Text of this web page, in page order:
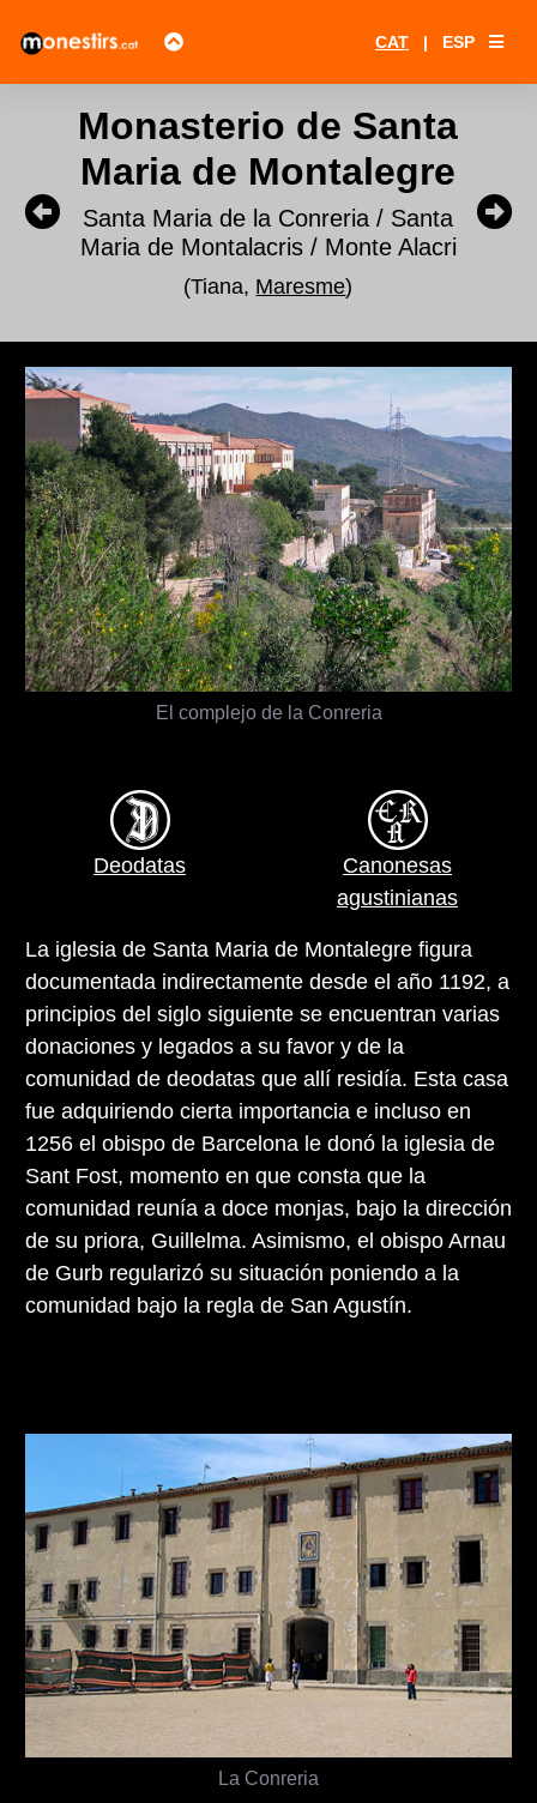
CAT | ESP
Monasterio de Santa
Maria de Montalegre
Santa Maria de la Conreria / Santa
Maria de Montalacris / Monte Alacri
(Tiana, Maresme)
El complejo de la Conreria
Deodatas
Canonesas
agustinianas
La iglesia de Santa Maria de Montalegre figura
documentada indirectamente desde el año 1192, a
principios del siglo siguiente se encuentran varias
donaciones y legados a su favor y de la
comunidad de deodatas que allí residía. Esta casa
fue adquiriendo cierta importancia e incluso en
1256 el obispo de Barcelona le donó la iglesia de
Sant Fost, momento en que consta que la
comunidad reunía a doce monjas, bajo la dirección
de su priora, Guillelma. Asimismo, el obispo Arnau
de Gurb regularizó su situación poniendo a la
comunidad bajo la regla de San Agustín.
La Conreria